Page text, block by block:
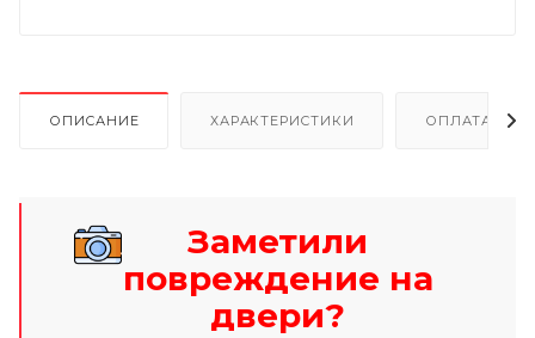
ОПИСАНИЕ ХАРАКТЕРИСТИКИ ОПЛАТА И
Заметили
повреждение на
двери?